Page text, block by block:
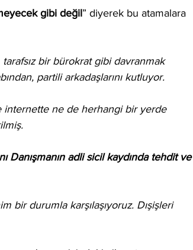
gibi değil” diyerek bu atamalara
tarafsız bir bürokrat gibi davranmak
partili arkadaşlarını kutluyor.
ne de herhangi bir yerde
Danışmanın adli sicil kaydında tehdit ve
bir durumla karşılaşıyoruz. Dışişleri